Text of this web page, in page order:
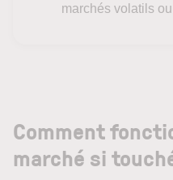
marchés volatils
Comment
marché si